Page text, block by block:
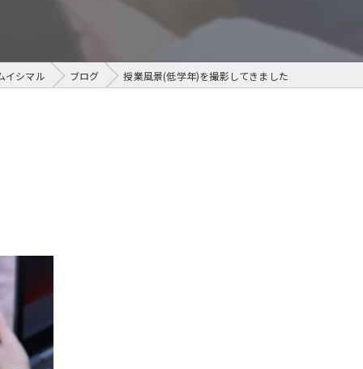
イシマル ブログ 授業風景(低学年)を撮影してきました